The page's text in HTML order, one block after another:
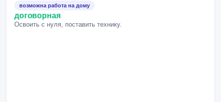
возможна работа на дому
договорная
Освоить с нуля, поставить технику.